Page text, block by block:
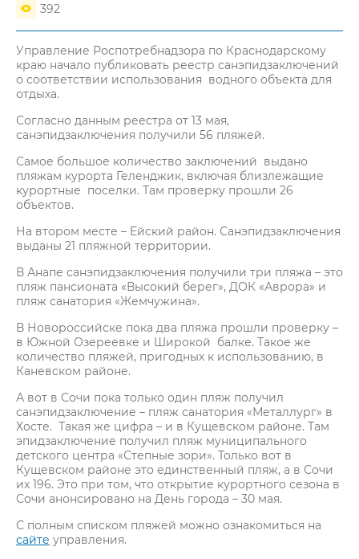
392
Управление Роспотребнадзора по Краснодарскому
краю начало публиковать реестр санэпидзаключений
о соответствии использования водного объекта для
отдыха.
Согласно данным реестра от 13 мая,
санэпидзаключения получили 56 пляжей.
Самое большое количество заключений выдано
пляжам курорта Геленджик, включая близлежащие
курортные поселки. Там проверку прошли 26
объектов.
На втором месте – Ейский район. Санэпидзаключения
выданы 21 пляжной территории.
В Анапе санэпидзаключения получили три пляжа – это
пляж пансионата «Высокий берег», ДОК «Аврора» и
пляж санатория «Жемчужина».
В Новороссийске пока два пляжа прошли проверку –
в Южной Озереевке и Широкой балке. Такое же
количество пляжей, пригодных к использованию, в
Каневском районе.
А вот в Сочи пока только один пляж получил
санэпидзаключение – пляж санатория «Металлург» в
Хосте. Такая же цифра – и в Кущевском районе. Там
эпидзаключение получил пляж муниципального
детского центра «Степные зори». Только вот в
Кущевском районе это единственный пляж, а в Сочи
их 196. Это при том, что открытие курортного сезона в
Сочи анонсировано на День города – 30 мая.
С полным списком пляжей можно ознакомиться на
сайте управления.